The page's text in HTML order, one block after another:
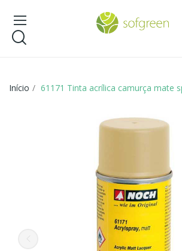
Início 61171 Tinta acrílica camurça mate